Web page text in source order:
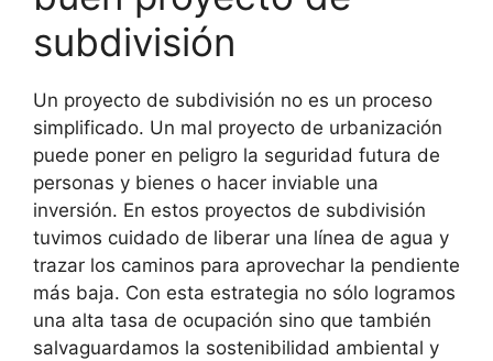
subdivisión
Un proyecto de subdivisión no es un proceso
simplificado. Un mal proyecto de urbanización
puede poner en peligro la seguridad futura de
personas y bienes o hacer inviable una
inversión. En estos proyectos de subdivisión
tuvimos cuidado de liberar una línea de agua y
trazar los caminos para aprovechar la pendiente
más baja. Con esta estrategia no sólo logramos
una alta tasa de ocupación sino que también
salvaguardamos la sostenibilidad ambiental y